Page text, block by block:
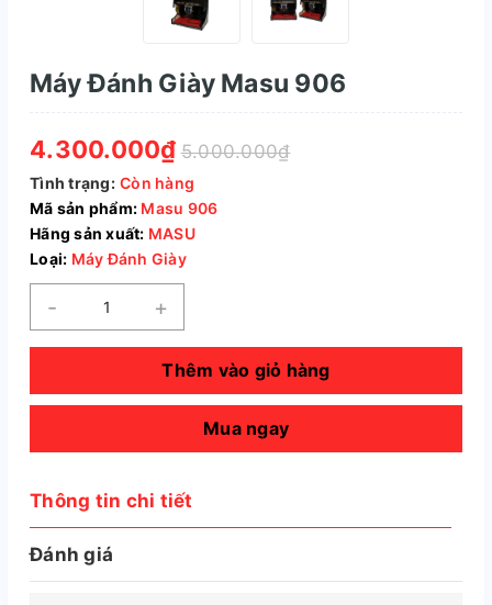
Máy Đánh Giày Masu 906
4.300.000₫ 5.000.000₫
Tình trạng: Còn hàng
Mã sản phẩm: Masu 906
Hãng sản xuất: MASU
Loại: Máy Đánh Giày
- +
Thêm vào giỏ hàng
Mua ngay
Thông tin chi tiết
Đánh giá